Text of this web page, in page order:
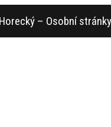
– Osobní